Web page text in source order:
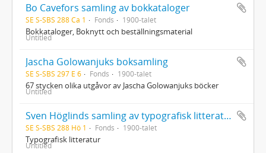
Bo Cavefors samling av bokkataloger
SE S-SBS 288 Ca 1 Fonds 1900-talet
Bokkataloger, Boknytt och beställningsmaterial
Untitled
Jascha Golowanjuks boksamling
SE S-SBS 297 E 6 Fonds 1900-talet
67 stycken olika utgåvor av Jascha Golowanjuks böcker
Untitled
Sven Höglinds samling av typografisk litteratur
SE S-SBS 288 Hö 1 Fonds 1900-talet
Typografisk litteratur
Untitled